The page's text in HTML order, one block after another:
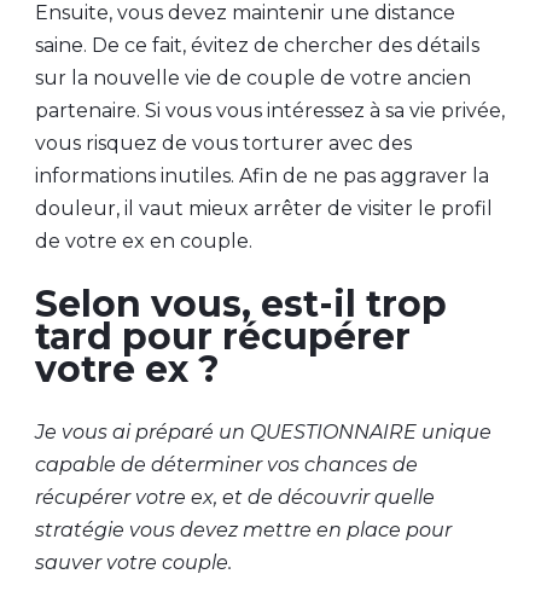
Ensuite, vous devez maintenir une distance
saine. De ce fait, évitez de chercher des détails
sur la nouvelle vie de couple de votre ancien
partenaire. Si vous vous intéressez à sa vie privée,
vous risquez de vous torturer avec des
informations inutiles. Afin de ne pas aggraver la
douleur, il vaut mieux arrêter de visiter le profil
de votre ex en couple.
Selon vous, est-il trop
tard pour récupérer
votre ex ?
Je vous ai préparé un QUESTIONNAIRE unique
capable de déterminer vos chances de
récupérer votre ex, et de découvrir quelle
stratégie vous devez mettre en place pour
sauver votre couple.